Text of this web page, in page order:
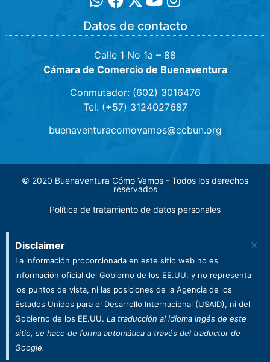
Datos de contacto
Calle 1 No 1a – 88
Cámara de Comercio de Buenaventura
Conmutador: (602) 3016476
Tel: (+57) 3124027687
buenaventuracomovamos@ccbun.org
© 2020 Buenaventura Cómo Vamos - Todos los derechos
reservados
Política de tratamiento de datos personales
Disclaimer
La información proporcionada en este sitio web no es
información oficial del Gobierno de los EE.UU. y no representa
los puntos de vista, ni las posiciones de la Agencia de los
Estados Unidos para el Desarrollo Internacional (USAID), ni del
Gobierno de los EE.UU. La traducción al idioma ingés de este
sitio, se hace de forma automática a través del traductor de
Google.
×